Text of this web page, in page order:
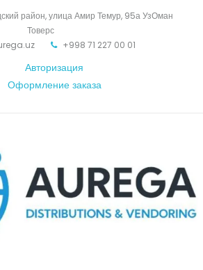
район, улица Амир Темур, 95а УзОман
Товерс
+998 71 227 00 01
Авторизация
Оформление заказа